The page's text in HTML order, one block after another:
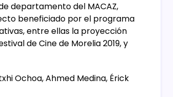
departamento del MACAZ,
beneficiado por el programa
entre ellas la proyección
de Cine de Morelia 2019, y
Ochoa, Ahmed Medina, Érick